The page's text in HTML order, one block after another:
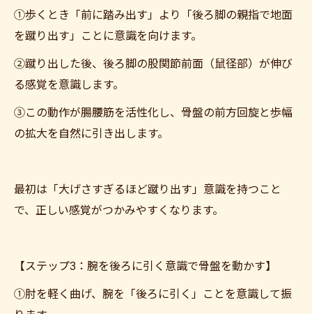
①歩くとき「前に踏み出す」より「後ろ脚の親指で地面
を蹴り出す」ことに意識を向けます。
②蹴り出した後、後ろ脚の股関節前面（鼠径部）が伸び
る感覚を意識します。
③この動作が腸腰筋を活性化し、骨盤の前方回旋と歩幅
の拡大を自然に引き出します。
最初は「大げさすぎるほど蹴り出す」意識を持つこと
で、正しい感覚がつかみやすくなります。
【ステップ3：腕を後ろに引く意識で骨盤を動かす】
①肘を軽く曲げ、腕を「後ろに引く」ことを意識して振